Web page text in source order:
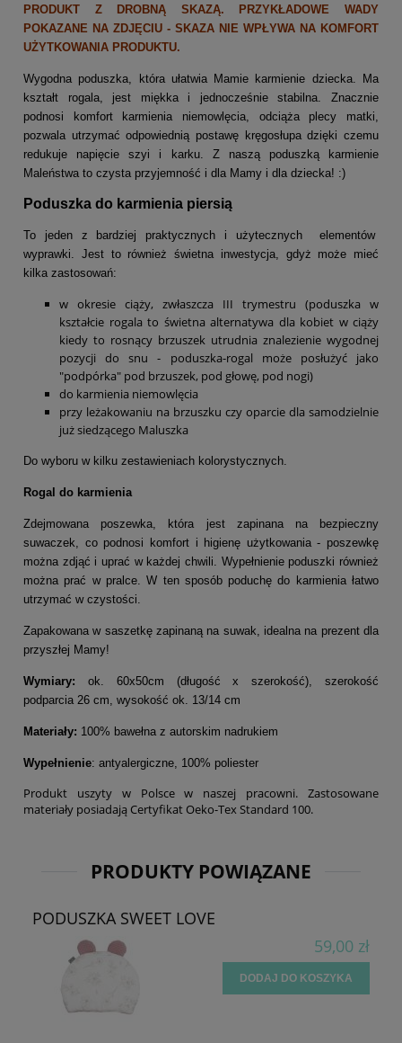
PRODUKT Z DROBNĄ SKAZĄ. PRZYKŁADOWE WADY
POKAZANE NA ZDJĘCIU - SKAZA NIE WPŁYWA NA KOMFORT
UŻYTKOWANIA PRODUKTU.
Wygodna poduszka, która ułatwia Mamie karmienie dziecka. Ma
kształt rogala, jest miękka i jednocześnie stabilna. Znacznie
podnosi komfort karmienia niemowlęcia, odciąża plecy matki,
pozwala utrzymać odpowiednią postawę kręgosłupa dzięki czemu
redukuje napięcie szyi i karku. Z naszą poduszką karmienie
Maleństwa to czysta przyjemność i dla Mamy i dla dziecka! :)
Poduszka do karmienia piersią
To jeden z bardziej praktycznych i użytecznych elementów
wyprawki. Jest to również świetna inwestycja, gdyż może mieć
kilka zastosowań:
w okresie ciąży, zwłaszcza III trymestru (poduszka w
kształcie rogala to świetna alternatywa dla kobiet w ciąży
kiedy to rosnący brzuszek utrudnia znalezienie wygodnej
pozycji do snu - poduszka-rogal może posłużyć jako
"podpórka" pod brzuszek, pod głowę, pod nogi)
do karmienia niemowlęcia
przy leżakowaniu na brzuszku czy oparcie dla samodzielnie
już siedzącego Maluszka
Do wyboru w kilku zestawieniach kolorystycznych.
Rogal do karmienia
Zdejmowana poszewka, która jest zapinana na bezpieczny
suwaczek, co podnosi komfort i higienę użytkowania - poszewkę
można zdjąć i uprać w każdej chwili. Wypełnienie poduszki również
można prać w pralce. W ten sposób poduchę do karmienia łatwo
utrzymać w czystości.
Zapakowana w saszetkę zapinaną na suwak, idealna na prezent dla
przyszłej Mamy!
Wymiary: ok. 60x50cm (długość x szerokość), szerokość
podparcia 26 cm, wysokość ok. 13/14 cm
Materiały: 100% bawełna z autorskim nadrukiem
Wypełnienie: antyalergiczne, 100% poliester
Produkt uszyty w Polsce w naszej pracowni. Zastosowane
materiały posiadają Certyfikat Oeko-Tex Standard 100.
PRODUKTY POWIĄZANE
PODUSZKA SWEET LOVE
59,00 zł
DODAJ DO KOSZYKA